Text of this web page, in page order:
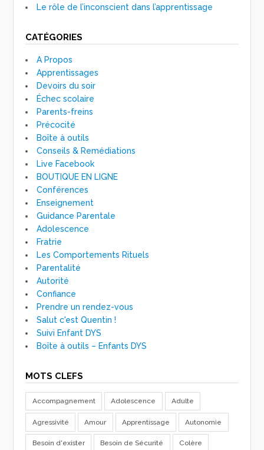
Le rôle de l’inconscient dans l’apprentissage
CATÉGORIES
A Propos
Apprentissages
Devoirs du soir
Échec scolaire
Parents-freins
Précocité
Boîte à outils
Conseils & Remédiations
Live Facebook
BOUTIQUE EN LIGNE
Conférences
Enseignement
Guidance Parentale
Adolescence
Fratrie
Les Comportements Rituels
Parentalité
Autorité
Confiance
Prendre un rendez-vous
Salut c'est Quentin !
Suivi Enfant DYS
Boîte à outils – Enfants DYS
MOTS CLEFS
Accompagnement Adolescence Adulte
Agressivité Amour Apprentissage Autonomie
Besoin d'exister Besoin de Sécurité Colère